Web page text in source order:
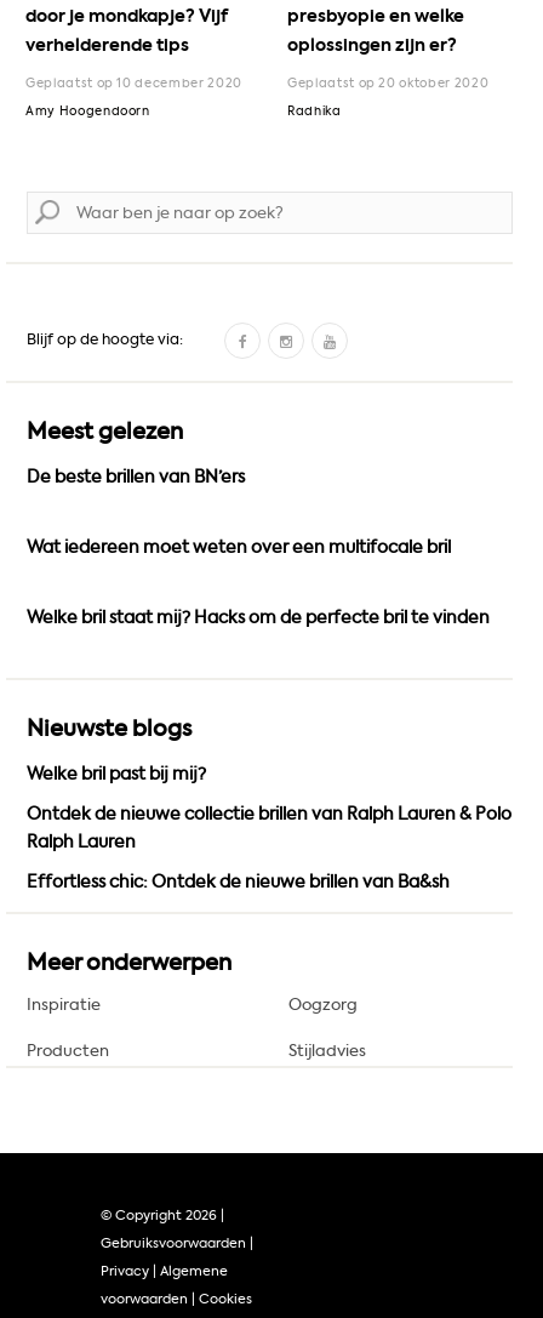
door je mondkapje? Vijf
verhelderende tips
Geplaatst op 10 december 2020
Amy Hoogendoorn
presbyopie en welke
oplossingen zijn er?
Geplaatst op 20 oktober 2020
Radhika
Zoek
naar:
Blijf op de hoogte via:
F
a
o
I
n
m
Y
o
Meest gelezen
De beste brillen van BN’ers
Wat iedereen moet weten over een multifocale bril
Welke bril staat mij? Hacks om de perfecte bril te vinden
Nieuwste blogs
Welke bril past bij mij?
Ontdek de nieuwe collectie brillen van Ralph Lauren & Polo
Ralph Lauren
Effortless chic: Ontdek de nieuwe brillen van Ba&sh
Meer onderwerpen
Inspiratie Oogzorg
Producten Stijladvies
© Copyright 2026 |
Gebruiksvoorwaarden
Privacy Algemene
voorwaarden
Cookies